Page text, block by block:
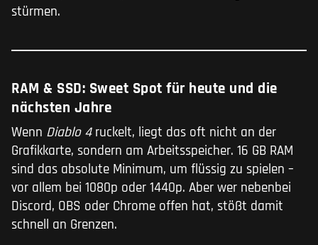
stürmen.
RAM & SSD: Sweet Spot für heute und die
nächsten Jahre
Wenn Diablo 4ruckelt, liegt das oft nicht an der
Grafikkarte, sondern am Arbeitsspeicher. 16 GB RAM
sind das absolute Minimum, um flüssig zu spielen –
vor allem bei 1080p oder 1440p. Aber wer nebenbei
Discord, OBS oder Chrome offen hat, stößt damit
schnell an Grenzen.